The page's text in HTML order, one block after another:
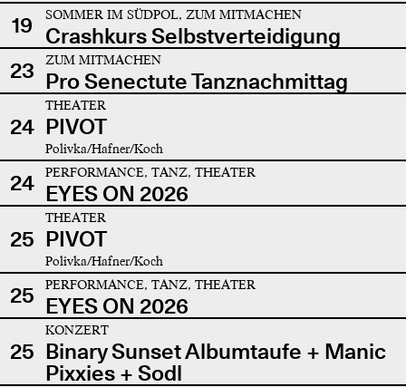
19 SOMMER IM SÜDPOL, ZUM MITMACHEN
Crashkurs Selbstverteidigung
23
ZUM MITMACHEN
Pro Senectute Tanznachmittag
24
THEATER
PIVOT
Polivka/Hafner/Koch
24 PERFORMANCE, TANZ, THEATER
EYES ON 2026
25
THEATER
PIVOT
Polivka/Hafner/Koch
25 PERFORMANCE, TANZ, THEATER
EYES ON 2026
25
KONZERT
Binary Sunset Albumtaufe + Manic
Pixxies + Sodl